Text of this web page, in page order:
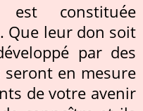
constituée
Que leur don soit
par des
seront en mesure
de votre avenir